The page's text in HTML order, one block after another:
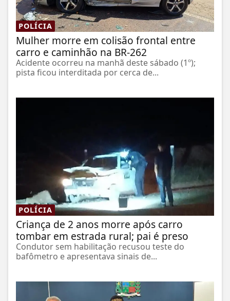
POLÍCIA
Mulher morre em colisão frontal entre
carro e caminhão na BR-262
Acidente ocorreu na manhã deste sábado (1º);
pista ficou interditada por cerca de...
POLÍCIA
Criança de 2 anos morre após carro
tombar em estrada rural; pai é preso
Condutor sem habilitação recusou teste do
bafômetro e apresentava sinais de...